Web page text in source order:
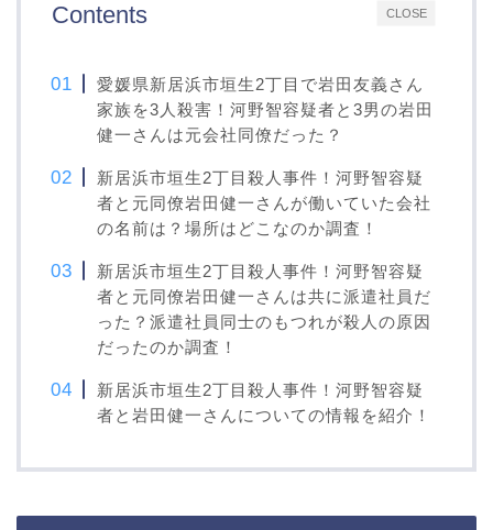
CLOSE
Contents
愛媛県新居浜市垣生2丁目で岩田友義さん
家族を3人殺害！河野智容疑者と3男の岩田
健一さんは元会社同僚だった？
新居浜市垣生2丁目殺人事件！河野智容疑
者と元同僚岩田健一さんが働いていた会社
の名前は？場所はどこなのか調査！
新居浜市垣生2丁目殺人事件！河野智容疑
者と元同僚岩田健一さんは共に派遣社員だ
った？派遣社員同士のもつれが殺人の原因
だったのか調査！
新居浜市垣生2丁目殺人事件！河野智容疑
者と岩田健一さんについての情報を紹介！